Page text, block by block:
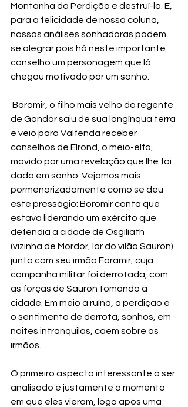
Montanha da Perdição e destruí-lo. E,
para a felicidade de nossa coluna,
nossas análises sonhadoras podem
se alegrar pois há neste importante
conselho um personagem que lá
chegou motivado por um sonho.
Boromir, o filho mais velho do regente
de Gondor saiu de sua longínqua terra
e veio para Valfenda receber
conselhos de Elrond, o meio-elfo,
movido por uma revelação que lhe foi
dada em sonho. Vejamos mais
pormenorizadamente como se deu
este presságio: Boromir conta que
estava liderando um exército que
defendia a cidade de Osgiliath
(vizinha de Mordor, lar do vilão Sauron)
junto com seu irmão Faramir, cuja
campanha militar foi derrotada, com
as forças de Sauron tomando a
cidade. Em meio a ruína, a perdição e
o sentimento de derrota, sonhos, em
noites intranquilas, caem sobre os
irmãos.
O primeiro aspecto interessante a ser
analisado é justamente o momento
em que eles vieram, logo após uma